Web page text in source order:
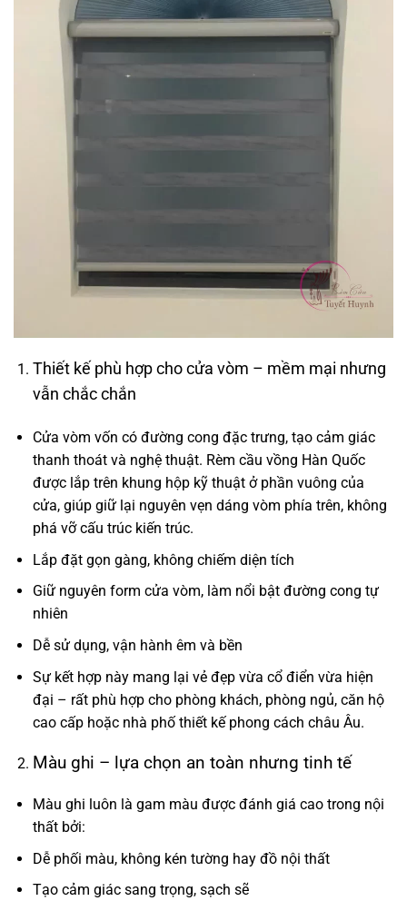
Thiết kế phù hợp cho cửa vòm – mềm mại nhưng
vẫn chắc chắn
Cửa vòm vốn có đường cong đặc trưng, tạo cảm giác
thanh thoát và nghệ thuật. Rèm cầu vồng Hàn Quốc
được lắp trên khung hộp kỹ thuật ở phần vuông của
cửa, giúp giữ lại nguyên vẹn dáng vòm phía trên, không
phá vỡ cấu trúc kiến trúc.
Lắp đặt gọn gàng, không chiếm diện tích
Giữ nguyên form cửa vòm, làm nổi bật đường cong tự
nhiên
Dễ sử dụng, vận hành êm và bền
Sự kết hợp này mang lại vẻ đẹp vừa cổ điển vừa hiện
đại – rất phù hợp cho phòng khách, phòng ngủ, căn hộ
cao cấp hoặc nhà phố thiết kế phong cách châu Âu.
Màu ghi – lựa chọn an toàn nhưng tinh tế
Màu ghi luôn là gam màu được đánh giá cao trong nội
thất bởi:
Dễ phối màu, không kén tường hay đồ nội thất
Tạo cảm giác sang trọng, sạch sẽ